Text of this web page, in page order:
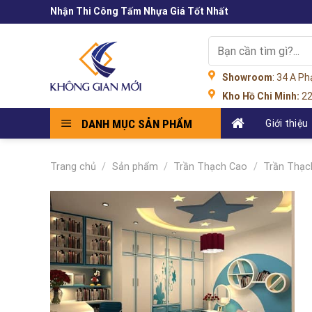
to
Nhận Thi Công Tấm Nhựa Giá Tốt Nhất
kiếm:
Showroom: 34 A
Kho Hồ Chi Minh:
DANH MỤC SẢN PHẨM Giới thiệu
Trang chủ / Sản phẩm / Trần Thạch Cao / Trần